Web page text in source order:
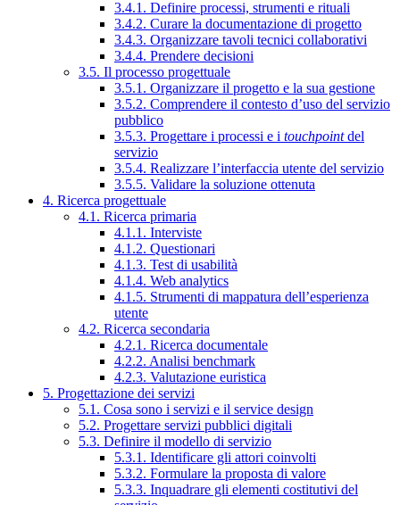
3.4.1. Definire processi, strumenti e rituali
3.4.2. Curare la documentazione di progetto
3.4.3. Organizzare tavoli tecnici collaborativi
3.4.4. Prendere decisioni
3.5. Il processo progettuale
3.5.1. Organizzare il progetto e la sua gestione
3.5.2. Comprendere il contesto d’uso del servizio
pubblico
3.5.3. Progettare i processi e i touchpointdel
servizio
3.5.4. Realizzare l’interfaccia utente del servizio
3.5.5. Validare la soluzione ottenuta
4. Ricerca progettuale
4.1. Ricerca primaria
4.1.1. Interviste
4.1.2. Questionari
4.1.3. Test di usabilità
4.1.4. Web analytics
4.1.5. Strumenti di mappatura dell’esperienza
utente
4.2. Ricerca secondaria
4.2.1. Ricerca documentale
4.2.2. Analisi benchmark
4.2.3. Valutazione euristica
5. Progettazione dei servizi
5.1. Cosa sono i servizi e il service design
5.2. Progettare servizi pubblici digitali
5.3. Definire il modello di servizio
5.3.1. Identificare gli attori coinvolti
5.3.2. Formulare la proposta di valore
5.3.3. Inquadrare gli elementi costitutivi del